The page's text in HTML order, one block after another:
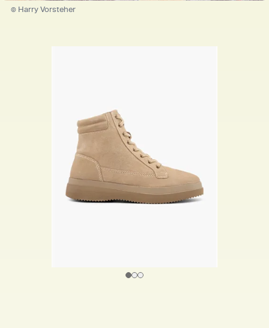
© Harry Vorsteher